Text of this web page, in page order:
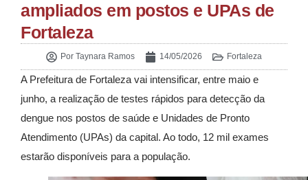
ampliados em postos e UPAs de
Fortaleza
Por Taynara Ramos 14/05/2026 Fortaleza
A Prefeitura de Fortalezavai intensificar, entre maio e
junho, a realização de testes rápidos para detecção da
dengue nos postos de saúde e Unidades de Pronto
Atendimento (UPAs) da capital. Ao todo, 12 mil exames
estarão disponíveis para a população.